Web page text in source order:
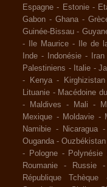
Espagne - Estonie -
Gabon - Ghana -
Guinée-Bissau -
-
Ile Maurice - Ile de
Inde - Indonésie - Iran
Palestiniens - Italie -
-
Kenya - Kirghizistan
Lituanie - Macédoine
-
Maldives - Mali -
Mexique - Moldavie -
Namibie - Nicaragua -
Ouganda -Ouzbékistan
-
Pologne - Polynésie
Roumanie
- Russie -
République Tchèque